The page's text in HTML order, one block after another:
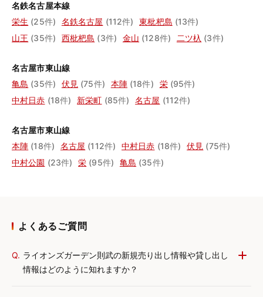
名鉄名古屋本線
栄生 (25件) 名鉄名古屋 (112件) 東枇杷島 (13件)
山王 (35件) 西枇杷島 (3件) 金山 (128件) 二ツ杁 (3件)
名古屋市東山線
亀島 (35件) 伏見 (75件) 本陣 (18件) 栄 (95件)
中村日赤 (18件) 新栄町 (85件) 名古屋 (112件)
名古屋市東山線
本陣 (18件) 名古屋 (112件) 中村日赤 (18件) 伏見 (75件)
中村公園 (23件) 栄 (95件) 亀島 (35件)
よくあるご質問
Q. ライオンズガーデン則武の新規売り出し情報や貸し出し
情報はどのように知れますか？